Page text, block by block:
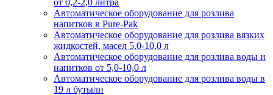
от 0,2-2,0 литра
Автоматическое оборудование для розлива
напитков в Pure-Pak
Автоматическое оборудование для розлива вязких
жидкостей, масел 5,0-10,0 л
Автоматическое оборудование для розлива воды и
напитков от 5,0-10,0 л
Автоматическое оборудование для розлива воды в
19 л бутыли